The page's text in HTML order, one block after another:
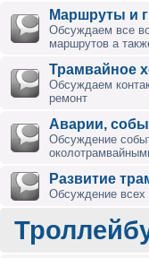
Маршруты и
Обсуждаем все
маршрутов а
Трамвайное
Обсуждаем
ремонт
Аварии,
Обсуждение
Развитие
Обсуждение всех